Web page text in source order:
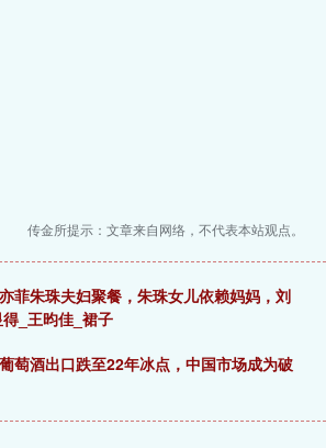
传金所提示：文章来自网络，不代表本站观点。
菲朱珠夫妇聚餐，朱珠女儿依赖妈妈，刘
_王昀佳_裙子
萄酒出口跌至22年冰点，中国市场成为破